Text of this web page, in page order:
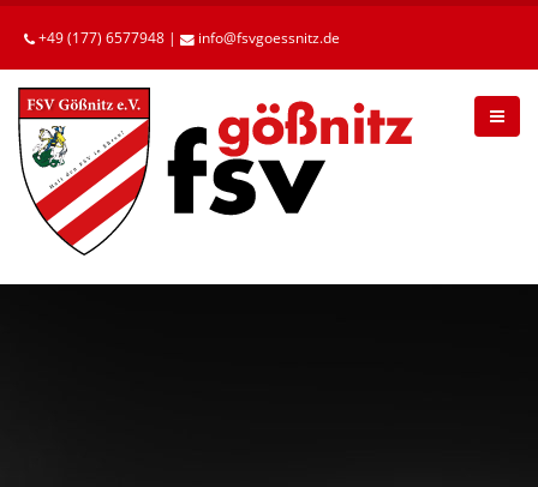
Betätigen
die
Enter-
Taste,
um
zum
Hauptinhalt
gelangen.
+49 (177) 6577948 | info fsvgoessnitz de